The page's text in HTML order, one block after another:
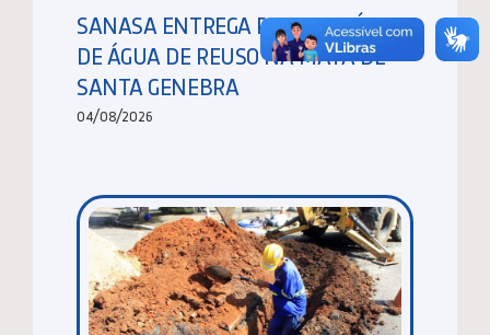
SANASA ENTREGA RESERVATÓRIO
DE ÁGUA DE REUSO NA MATA DE
SANTA GENEBRA
04/08/2026